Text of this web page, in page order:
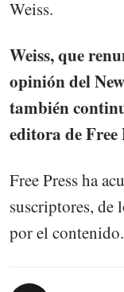
Weiss.
Weiss, que
opinión del
también
editora de Free
Free Press ha
suscriptores, de
por el contenido.